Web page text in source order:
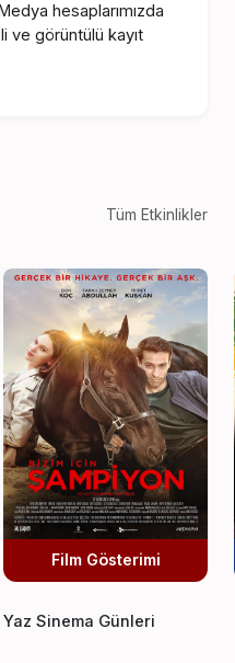
hesaplarımızda
ve görüntülü kayıt
Tüm Etkinlikler
Film Gösterimi
Yaz Sinema Günleri